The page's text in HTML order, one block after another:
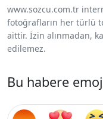
www.sozcu.com.tr
fotoğrafların her türlü
aittir. İzin alınmadan,
edilemez.
Bu habere